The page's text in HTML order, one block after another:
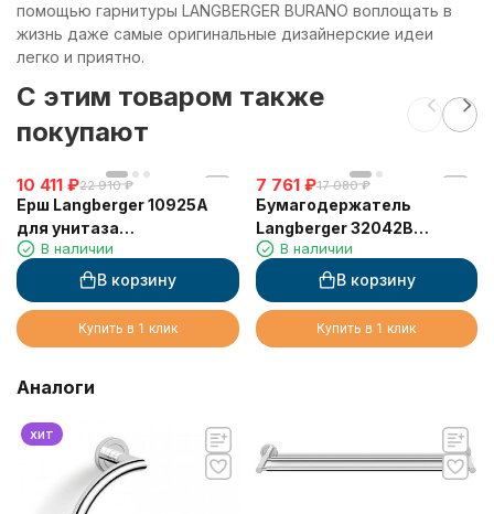
помощью гарнитуры LANGBERGER BURANO воплощать в
жизнь даже самые оригинальные дизайнерские идеи
легко и приятно.
C этим товаром также
покупают
10 411 ₽22 910 ₽
Ерш Langberger 10925A
для унитаза
керамический к стене
круглый
В наличии
В корзину
Купить в 1 клик
7 761 ₽17 080 ₽
Бумагодержатель
Langberger 32042B
туалетной бумаги
двойной со стеклянной
полкой
В наличии
В корзину
Купить в 1 клик
Аналоги
хит